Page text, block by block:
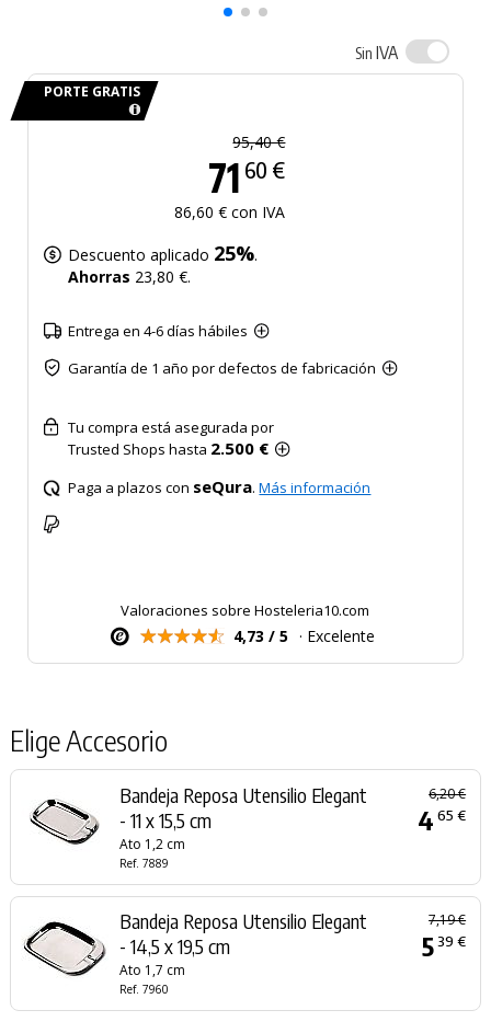
Sin IVA
PORTE GRATIS
95,40 €
71 60 €
86,60 € con IVA
Descuento aplicado 25%.
Ahorras 23,80 €.
Entrega en 4-6 días hábiles
Garantía de 1 año por defectos de fabricación
Tu compra está asegurada por
Trusted Shops hasta 2.500 €
Paga a plazos con seQura.Más información
Valoraciones sobre Hosteleria10.com
4,73 / 5 · Excelente
Elige Accesorio
Bandeja Reposa Utensilio Elegant
- 11 x 15,5 cm
Ato 1,2 cm
Ref. 7889
6,20 €
4 65 €
Bandeja Reposa Utensilio Elegant
- 14,5 x 19,5 cm
Ato 1,7 cm
Ref. 7960
7,19 €
539 €